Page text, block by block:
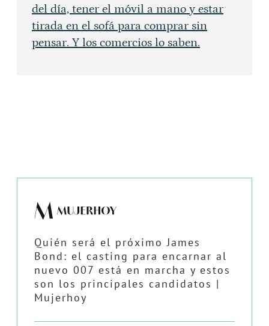
del día, tener el móvil a mano y estar
tirada en el sofá para comprar sin
pensar. Y los comercios lo saben.
Quién será el próximo James
Bond: el casting para encarnar al
nuevo 007 está en marcha y estos
son los principales candidatos |
Mujerhoy